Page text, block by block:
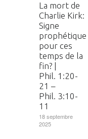
La mort de
Charlie Kirk:
Signe
prophétique
pour ces
temps de la
fin? |
Phil. 1:20-
21 –
Phil. 3:10-
11
18 septembre
2025